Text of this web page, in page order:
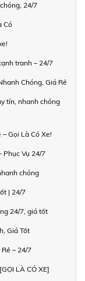
24/7
Có
tranh – 24/7
Chóng, Giá Rẻ
tín, nhanh chóng
Gọi Là Có Xe!
Phục Vụ 24/7
chóng
| 24/7
24/7, giá tốt
Giá Tốt
– 24/7
LÀ CÓ XE]